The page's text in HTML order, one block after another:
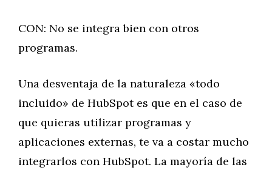
CON: No se integra bien con otros
programas.
Una desventaja de la naturaleza «todo
incluido» de HubSpot es que en el caso de
que quieras utilizar programas y
aplicaciones externas, te va a costar mucho
integrarlos con HubSpot. La mayoría de las